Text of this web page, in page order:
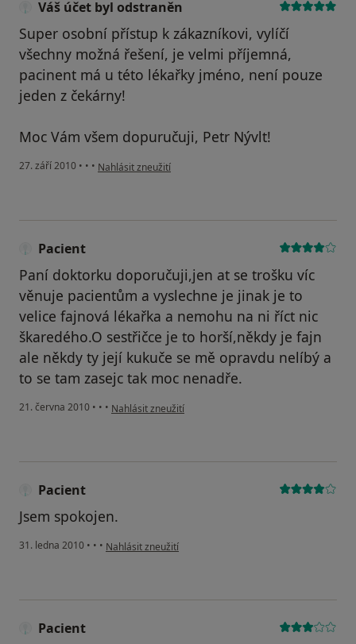
Váš účet byl odstraněn
Super osobní přístup k zákazníkovi, vylíčí
všechny možná řešení, je velmi příjemná,
pacinent má u této lékařky jméno, není pouze
jeden z čekárny!
Moc Vám všem dopuručuji, Petr Nývlt!
27. září 2010 • • • podle názoru uživatele Váš účet byl odstraněn
Nahlásit zneužití
Pacient
Paní doktorku doporučuji,jen at se trošku víc
věnuje pacientům a vyslechne je jinak je to
velice fajnová lékařka a nemohu na ni říct nic
škaredého.O sestřičce je to horší,někdy je fajn
ale někdy ty její kukuče se mě opravdu nelíbý a
to se tam zasejc tak moc nenadře.
21. června 2010 • • • podle názoru uživatele Pacient
Nahlásit zneužití
Pacient
Jsem spokojen.
31. ledna 2010 • • • podle názoru uživatele Pacient
Nahlásit zneužití
Pacient